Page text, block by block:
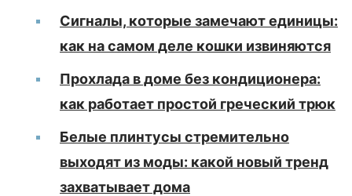
Сигналы, которые замечают единицы:
как на самом деле кошки извиняются
Прохлада в доме без кондиционера:
как работает простой греческий трюк
Белые плинтусы стремительно
выходят из моды: какой новый тренд
захватывает дома